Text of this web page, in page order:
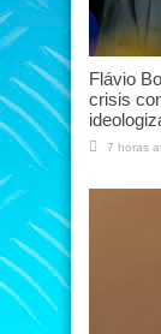
Flávio
crisis
7 horas